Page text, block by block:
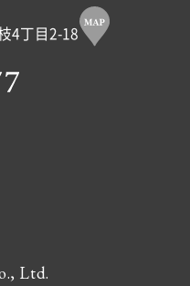
4丁目2-18
Ltd.